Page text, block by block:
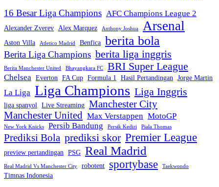
16 Besar Liga Champions AFC Champions League 2
Alexander Zverev Alex Marquez Anthony Joshua Arsenal
Aston Villa Atletico Madrid Benfica berita bola
Berita Liga Champions berita liga inggris
Berita Manchester United Bhayangkara FC BRI Super League
Chelsea Everton FA Cup Formula 1 Hasil Pertandingan Jorge Martin
La Liga Liga Champions Liga Inggris
liga spanyol Live Streaming Manchester City
Manchester United
Max Verstappen MotoGP
New York Knicks Persib Bandung Persik Kediri Piala Thomas
Prediksi Bola prediksi skor Premier League
preview pertandingan PSG Real Madrid
Real Madrid Vs Manchester City robotent sportybase Taekwondo
Timnas Indonesia